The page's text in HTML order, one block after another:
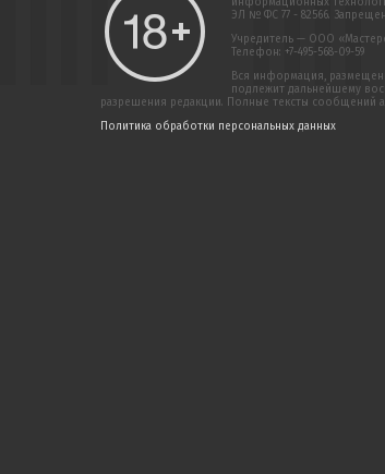
ЭЛ № ФС 77 - 82566.
Учредитель — ООО
Телефон: +7-495-568-09-59
Вся информация,
подлежит дальнейшему
разрешения редакции. Полные тексты сообщений
Политика обработки персональных данных